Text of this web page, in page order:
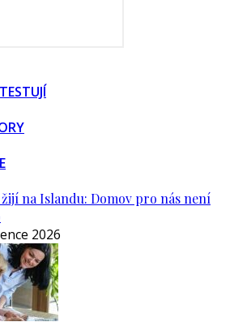
na Islandu: Domov pro nás není
2026